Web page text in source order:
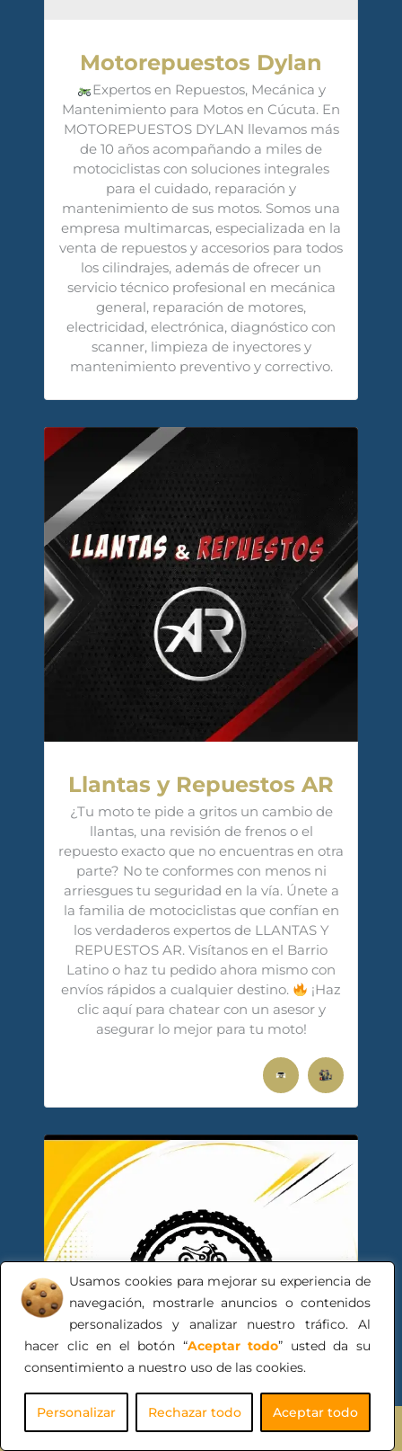
Usamos cookies para mejorar su experiencia de
navegación, mostrarle anuncios o contenidos
personalizados y analizar nuestro tráfico. Al
hacer clic en el botón “Aceptar todo” usted da su
consentimiento a nuestro uso de las cookies.
Personalizar Rechazar todo Aceptar todo
Motorepuestos Dylan
Expertos en Repuestos, Mecánica y
Mantenimiento para Motos en Cúcuta. En
MOTOREPUESTOS DYLAN llevamos más
de 10 años acompañando a miles de
motociclistas con soluciones integrales
para el cuidado, reparación y
mantenimiento de sus motos. Somos una
empresa multimarcas, especializada en la
venta de repuestos y accesorios para todos
los cilindrajes, además de ofrecer un
servicio técnico profesional en mecánica
general, reparación de motores,
electricidad, electrónica, diagnóstico con
scanner, limpieza de inyectores y
mantenimiento preventivo y correctivo.
Llantas y Repuestos AR
¿Tu moto te pide a gritos un cambio de
llantas, una revisión de frenos o el
repuesto exacto que no encuentras en otra
parte? No te conformes con menos ni
arriesgues tu seguridad en la vía. Únete a
la familia de motociclistas que confían en
los verdaderos expertos de LLANTAS Y
REPUESTOS AR. Visítanos en el Barrio
Latino o haz tu pedido ahora mismo con
envíos rápidos a cualquier destino.
¡Haz
clic aquí para chatear con un asesor y
asegurar lo mejor para tu moto!